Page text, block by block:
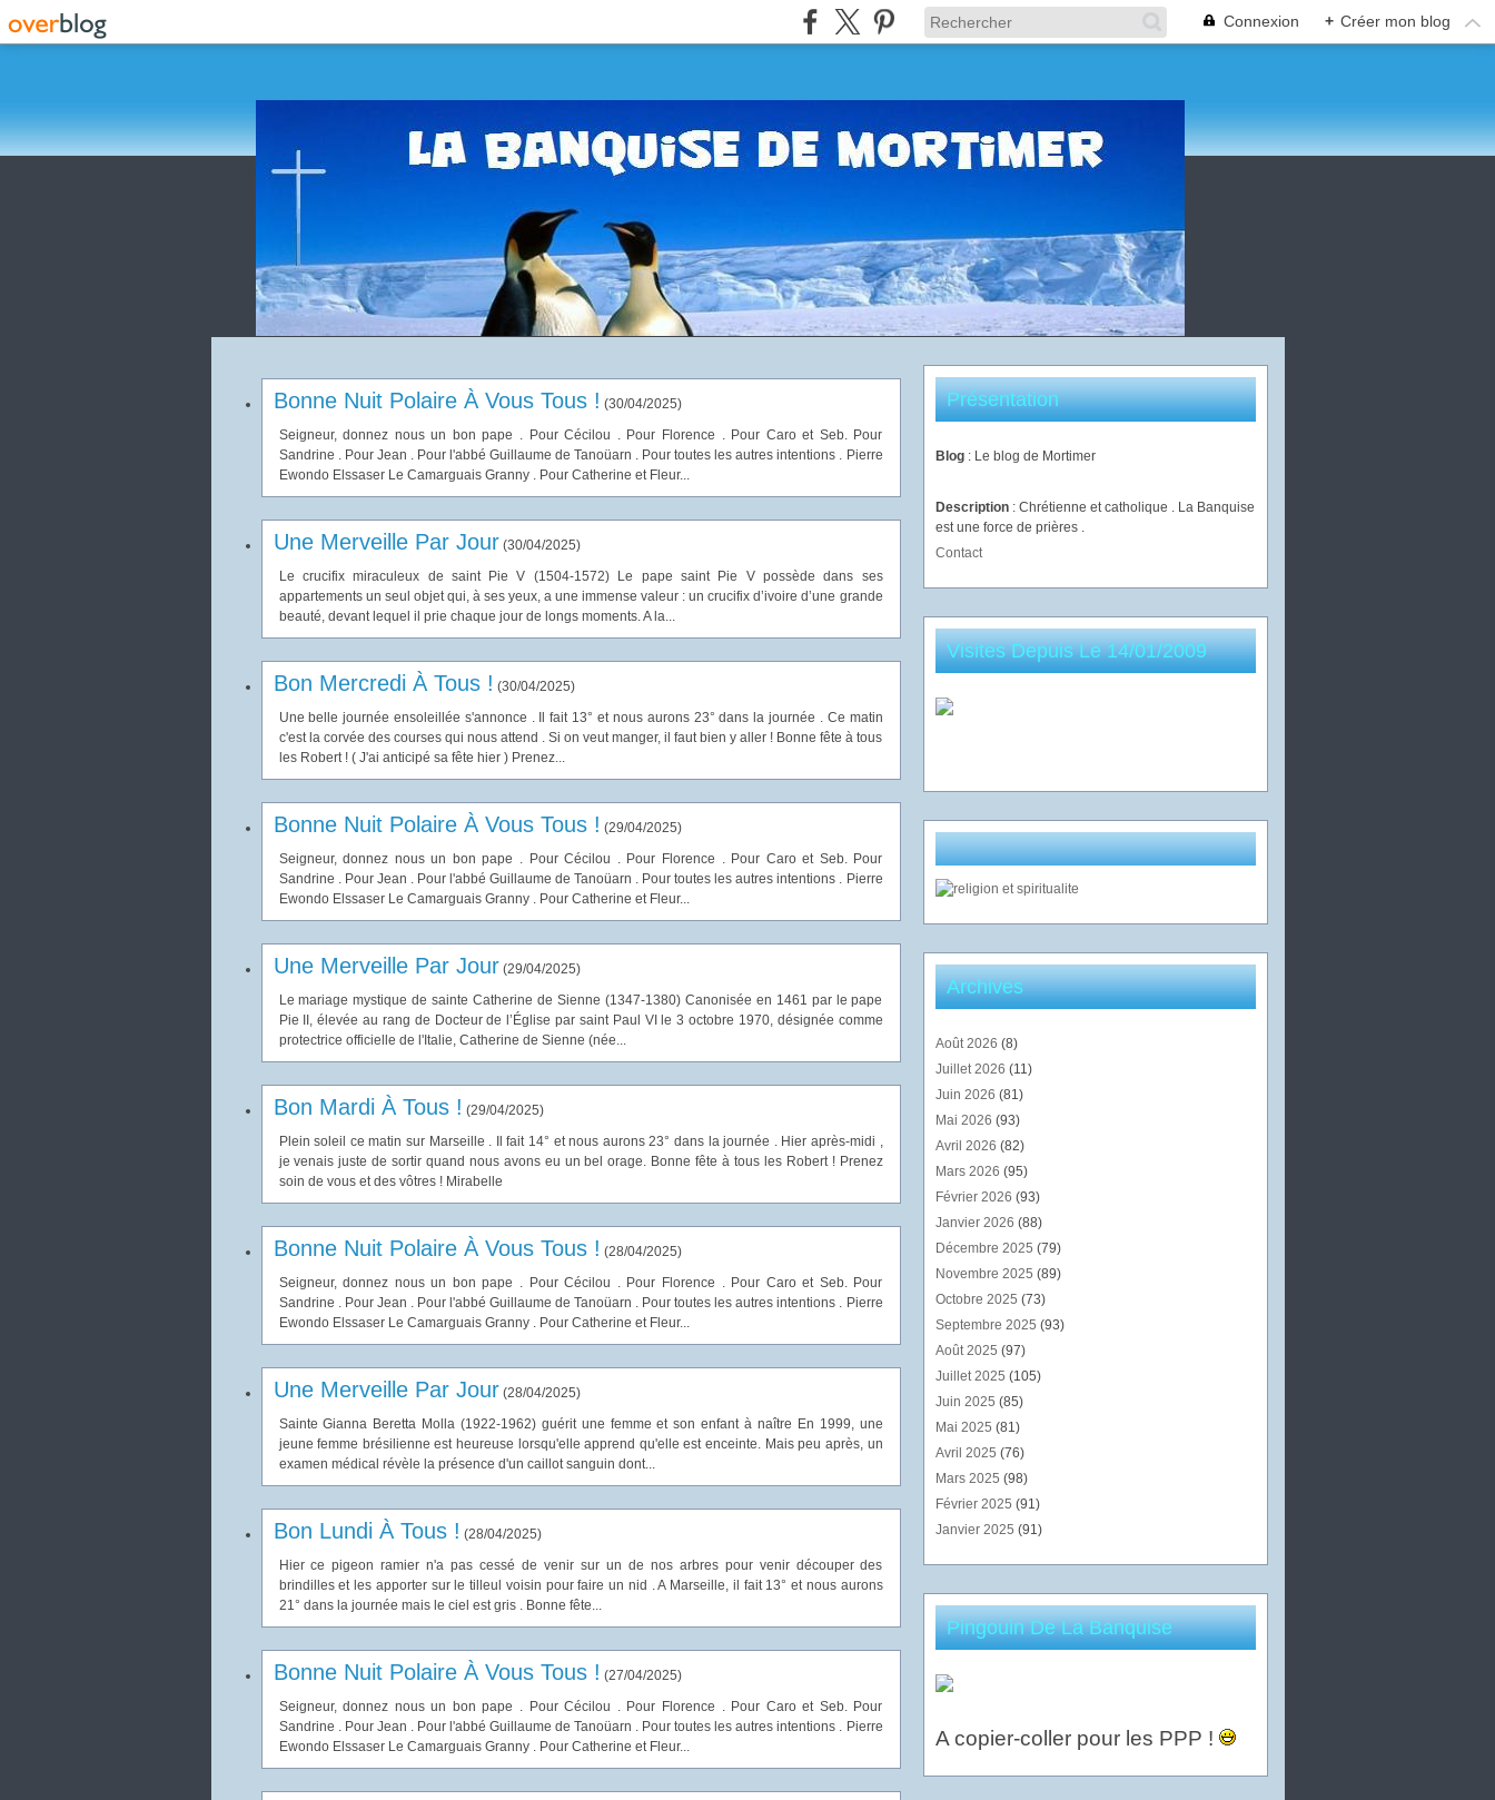
Connexion + Créer mon blog
Bonne Nuit Polaire À Vous Tous ! (30/04/2025)
Seigneur, donnez nous un bon pape . Pour Cécilou . Pour Florence . Pour Caro et Seb. Pour
Sandrine . Pour Jean . Pour l'abbé Guillaume de Tanoüarn . Pour toutes les autres intentions . Pierre
Ewondo Elssaser Le Camarguais Granny . Pour Catherine et Fleur...
Une Merveille Par Jour (30/04/2025)
Le crucifix miraculeux de saint Pie V (1504-1572) Le pape saint Pie V possède dans ses
appartements un seul objet qui, à ses yeux, a une immense valeur : un crucifix d’ivoire d’une grande
beauté, devant lequel il prie chaque jour de longs moments. A la...
Bon Mercredi À Tous ! (30/04/2025)
Une belle journée ensoleillée s'annonce . Il fait 13° et nous aurons 23° dans la journée . Ce matin
c'est la corvée des courses qui nous attend . Si on veut manger, il faut bien y aller ! Bonne fête à tous
les Robert ! ( J'ai anticipé sa fête hier ) Prenez...
Bonne Nuit Polaire À Vous Tous ! (29/04/2025)
Seigneur, donnez nous un bon pape . Pour Cécilou . Pour Florence . Pour Caro et Seb. Pour
Sandrine . Pour Jean . Pour l'abbé Guillaume de Tanoüarn . Pour toutes les autres intentions . Pierre
Ewondo Elssaser Le Camarguais Granny . Pour Catherine et Fleur...
Une Merveille Par Jour (29/04/2025)
Le mariage mystique de sainte Catherine de Sienne (1347-1380) Canonisée en 1461 par le pape
Pie II, élevée au rang de Docteur de l’Église par saint Paul VI le 3 octobre 1970, désignée comme
protectrice officielle de l'Italie, Catherine de Sienne (née...
Bon Mardi À Tous ! (29/04/2025)
Plein soleil ce matin sur Marseille . Il fait 14° et nous aurons 23° dans la journée . Hier après-midi ,
je venais juste de sortir quand nous avons eu un bel orage. Bonne fête à tous les Robert ! Prenez
soin de vous et des vôtres ! Mirabelle
Bonne Nuit Polaire À Vous Tous ! (28/04/2025)
Seigneur, donnez nous un bon pape . Pour Cécilou . Pour Florence . Pour Caro et Seb. Pour
Sandrine . Pour Jean . Pour l'abbé Guillaume de Tanoüarn . Pour toutes les autres intentions . Pierre
Ewondo Elssaser Le Camarguais Granny . Pour Catherine et Fleur...
Une Merveille Par Jour (28/04/2025)
Sainte Gianna Beretta Molla (1922-1962) guérit une femme et son enfant à naître En 1999, une
jeune femme brésilienne est heureuse lorsqu'elle apprend qu'elle est enceinte. Mais peu après, un
examen médical révèle la présence d'un caillot sanguin dont...
Bon Lundi À Tous ! (28/04/2025)
Hier ce pigeon ramier n'a pas cessé de venir sur un de nos arbres pour venir découper des
brindilles et les apporter sur le tilleul voisin pour faire un nid . A Marseille, il fait 13° et nous aurons
21° dans la journée mais le ciel est gris . Bonne fête...
Bonne Nuit Polaire À Vous Tous ! (27/04/2025)
Seigneur, donnez nous un bon pape . Pour Cécilou . Pour Florence . Pour Caro et Seb. Pour
Sandrine . Pour Jean . Pour l'abbé Guillaume de Tanoüarn . Pour toutes les autres intentions . Pierre
Ewondo Elssaser Le Camarguais Granny . Pour Catherine et Fleur...
Présentation
Blog : Le blog de Mortimer
Description : Chrétienne et catholique . La Banquise
est une force de prières .
Contact
Visites Depuis Le 14/01/2009
Archives
Août 2026 (8)
Juillet 2026 (11)
Juin 2026 (81)
Mai 2026 (93)
Avril 2026 (82)
Mars 2026 (95)
Février 2026 (93)
Janvier 2026 (88)
Décembre 2025 (79)
Novembre 2025 (89)
Octobre 2025 (73)
Septembre 2025 (93)
Août 2025 (97)
Juillet 2025 (105)
Juin 2025 (85)
Mai 2025 (81)
Avril 2025 (76)
Mars 2025 (98)
Février 2025 (91)
Janvier 2025 (91)
Pingouin De La Banquise
A copier-coller pour les PPP !